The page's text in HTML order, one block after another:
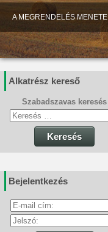
A MEGRENDELÉS MENETE
Alkatrész kereső
Szabadszavas keresés
Keresés
Bejelentkezés